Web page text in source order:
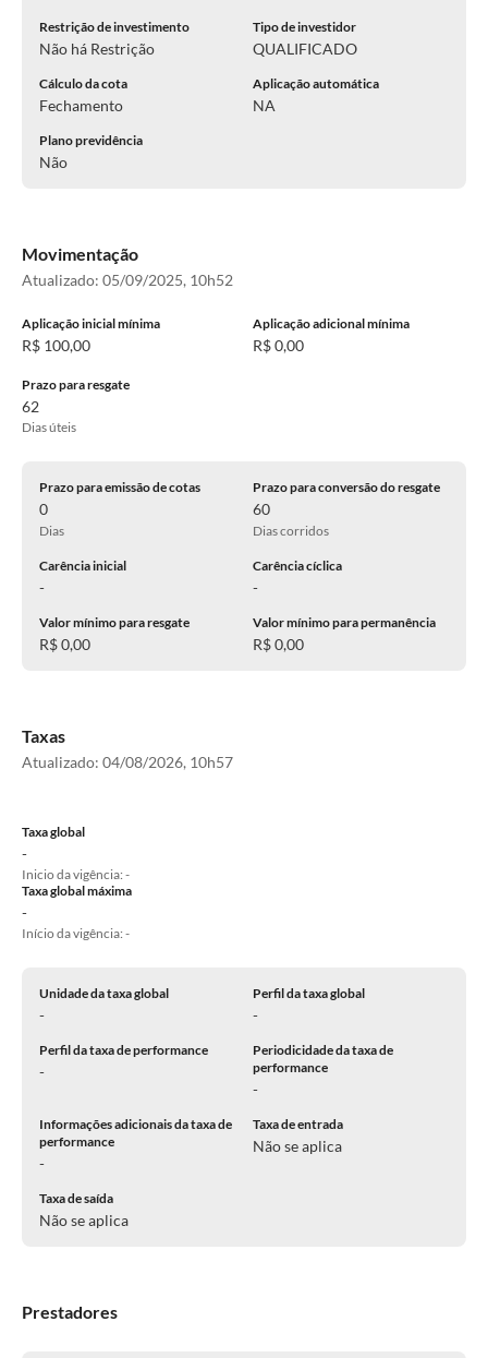
Restrição de investimento
Não há Restrição
Tipo de investidor
QUALIFICADO
Cálculo da cota
Fechamento
Aplicação automática
NA
Plano previdência
Não
Movimentação
Atualizado: 05/09/2025, 10h52
Aplicação inicial mínima
R$ 100,00
Aplicação adicional mínima
R$ 0,00
Prazo para resgate
62
Dias úteis
Prazo para emissão de cotas
0
Dias
Prazo para conversão do resgate
60
Dias corridos
Carência inicial
-
Carência cíclica
-
Valor mínimo para resgate
R$ 0,00
Valor mínimo para permanência
R$ 0,00
Taxas
Atualizado: 04/08/2026, 10h57
Taxa global
-
Inicio da vigência: -
Taxa global máxima
-
Início da vigência: -
Unidade da taxa global
-
Perfil da taxa global
-
Perfil da taxa de performance
-
Periodicidade da taxa de
performance
-
Informações adicionais da taxa de
performance
-
Taxa de entrada
Não se aplica
Taxa de saída
Não se aplica
Prestadores